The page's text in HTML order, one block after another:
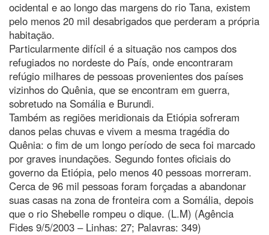
ocidental e ao longo das margens do rio Tana, existem
pelo menos 20 mil desabrigados que perderam a própria
habitação.
Particularmente difícil é a situação nos campos dos
refugiados no nordeste do País, onde encontraram
refúgio milhares de pessoas provenientes dos países
vizinhos do Quênia, que se encontram em guerra,
sobretudo na Somália e Burundi.
Também as regiões meridionais da Etiópia sofreram
danos pelas chuvas e vivem a mesma tragédia do
Quênia: o fim de um longo período de seca foi marcado
por graves inundações. Segundo fontes oficiais do
governo da Etiópia, pelo menos 40 pessoas morreram.
Cerca de 96 mil pessoas foram forçadas a abandonar
suas casas na zona de fronteira com a Somália, depois
que o rio Shebelle rompeu o dique. (L.M) (Agência
Fides 9/5/2003 – Linhas: 27; Palavras: 349)